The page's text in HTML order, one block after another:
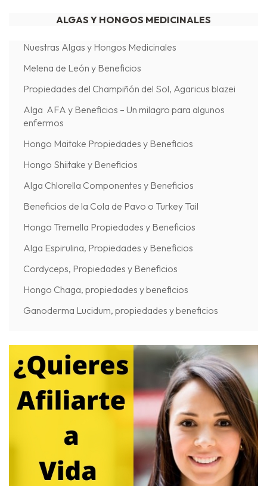
ALGAS Y HONGOS MEDICINALES
Nuestras Algas y Hongos Medicinales
Melena de León y Beneficios
Propiedades del Champiñón del Sol, Agaricus blazei
Alga AFA y Beneficios – Un milagro para algunos
enfermos
Hongo Maitake Propiedades y Beneficios
Hongo Shiitake y Beneficios
Alga Chlorella Componentes y Beneficios
Beneficios de la Cola de Pavo o Turkey Tail
Hongo Tremella Propiedades y Beneficios
Alga Espirulina, Propiedades y Beneficios
Cordyceps, Propiedades y Beneficios
Hongo Chaga, propiedades y beneficios
Ganoderma Lucidum, propiedades y beneficios